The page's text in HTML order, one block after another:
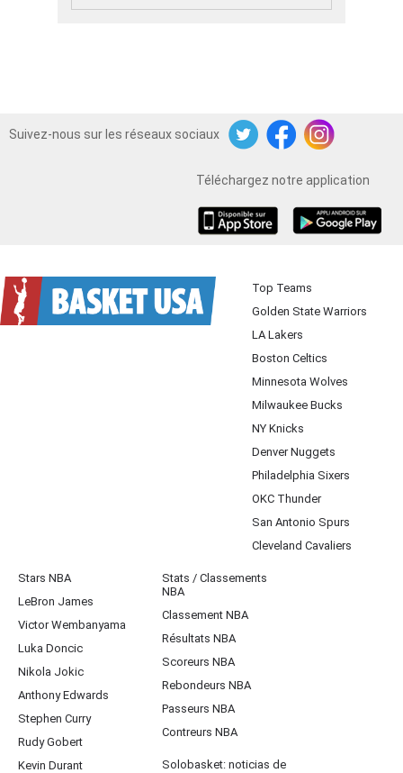
Suivez-nous sur les réseaux sociaux
TwitterFacebookInstagram
Téléchargez notre application
Top Teams
Golden State Warriors
LA Lakers
Boston Celtics
Minnesota Wolves
Milwaukee Bucks
NY Knicks
Denver Nuggets
Philadelphia Sixers
OKC Thunder
San Antonio Spurs
Cleveland Cavaliers
Stars NBA
LeBron James
Victor Wembanyama
Luka Doncic
Nikola Jokic
Anthony Edwards
Stephen Curry
Rudy Gobert
Kevin Durant
Stats / Classements
NBA
Classement NBA
Résultats NBA
Scoreurs NBA
Rebondeurs NBA
Passeurs NBA
Contreurs NBA
Solobasket: noticias de